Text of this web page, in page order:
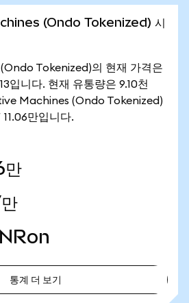
(Ondo Tokenized) 시
Tokenized)의 현재 가격은
입니다. 현재 유통량은 9.10천
Machines (Ondo Tokenized)
만입니다.
만
통계 더 보기